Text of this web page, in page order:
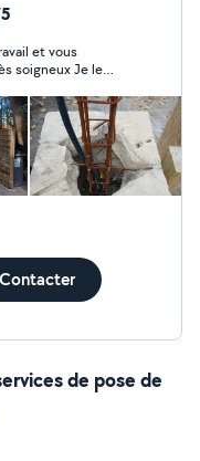
un résultat
projets !
et vous
Je le
Contacter
de pose de